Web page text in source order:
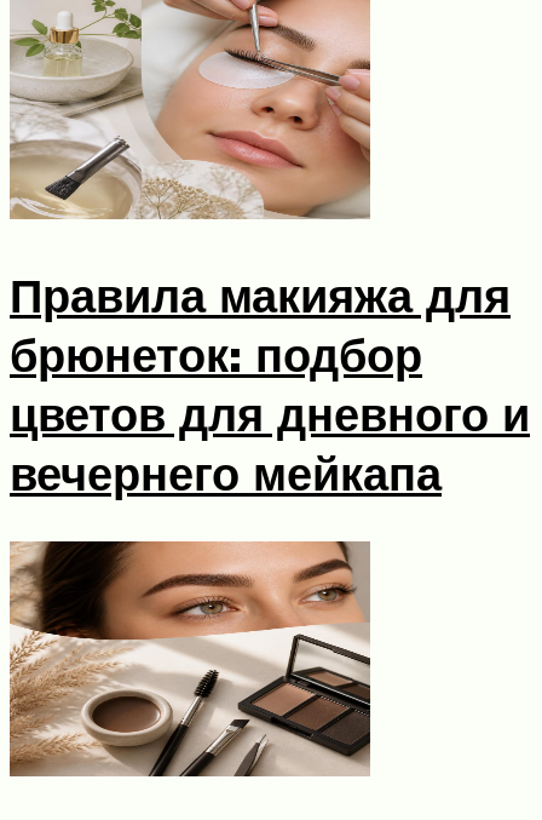
Правила макияжа для
брюнеток: подбор
цветов для дневного и
вечернего мейкапа